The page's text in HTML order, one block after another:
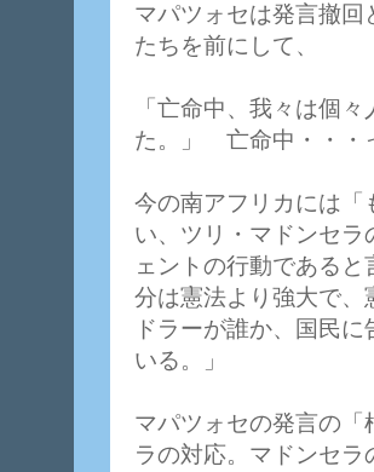
マパツォセは発言撤
たちを前にして、
「亡命中、我々は個
た。」 亡命中・・・
今の南アフリカには「
い、ツリ・マドンセ
ェントの行動である
分は憲法より強大で、
ドラーが誰か、国民
いる。」
マパツォセの発言の
ラの対応。マドンセ